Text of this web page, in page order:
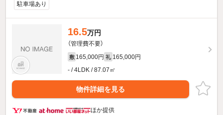
駐車場あり
16.5万円
（管理費不要）
敷 165,000円 礼 165,000円
- / 4LDK / 87.07㎡
物件詳細を見る
ほか提供